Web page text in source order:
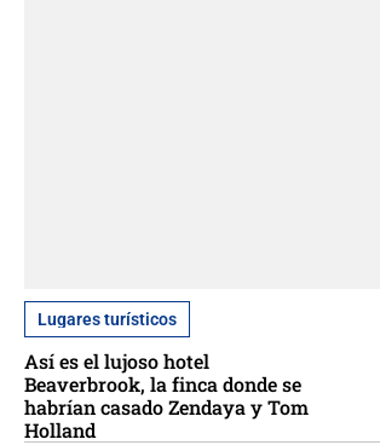
Lugares turísticos
Así es el lujoso hotel
Beaverbrook, la finca donde se
habrían casado Zendaya y Tom
Holland